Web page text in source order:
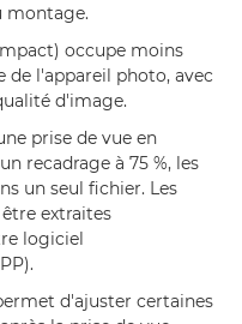
montage.
occupe moins
de l'appareil photo, avec
d'image.
prise de vue en
recadrage à 75 %, les
un seul fichier. Les
extraites
logiciel
d'ajuster certaines